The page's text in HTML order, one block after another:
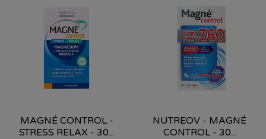
MAGNÉ CONTROL -
STRESS RELAX - 30...
NUTREOV - MAGNÉ
CONTROL - 30...